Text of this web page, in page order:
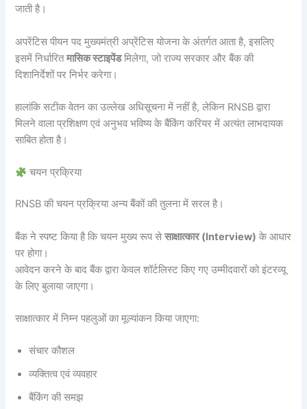
जाती है।
अपरेंटिस पीयन पद मुख्यमंत्री अप्रेंटिस योजना के अंतर्गत आता है, इसलिए
इसमें निर्धारितमासिक स्टाइपेंडमिलेगा, जो राज्य सरकार और बैंक की
दिशानिर्देशों पर निर्भर करेगा।
हालांकि सटीक वेतन का उल्लेख अधिसूचना में नहीं है, लेकिन RNSB द्वारा
मिलने वाला प्रशिक्षण एवं अनुभव भविष्य के बैंकिंग करियर में अत्यंत लाभदायक
साबित होता है।
चयन प्रक्रिया
RNSB की चयन प्रक्रिया अन्य बैंकों की तुलना में सरल है।
बैंक ने स्पष्ट किया है कि चयन मुख्य रूप सेसाक्षात्कार (Interview) के आधार
पर होगा।
आवेदन करने के बाद बैंक द्वारा केवल शॉर्टलिस्ट किए गए उम्मीदवारों को इंटरव्यू
के लिए बुलाया जाएगा।
साक्षात्कार में निम्न पहलुओं का मूल्यांकन किया जाएगा:
संचार कौशल
व्यक्तित्व एवं व्यवहार
बैंकिंग की समझ